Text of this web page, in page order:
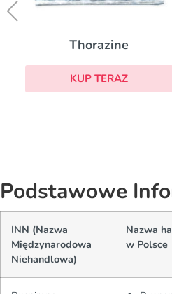
Compazine
KUP TERAZ
Podstawowe
INN (Nazwa
Międzynarodowa
Niehandlowa)
Nazwa
w Polsce